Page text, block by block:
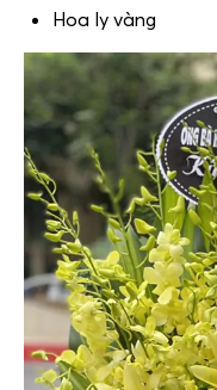
Hoa ly vàng